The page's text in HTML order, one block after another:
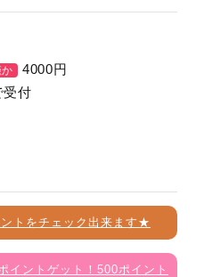
4000円
受付
トをチェック出来ます★
イントゲット！500ポイント